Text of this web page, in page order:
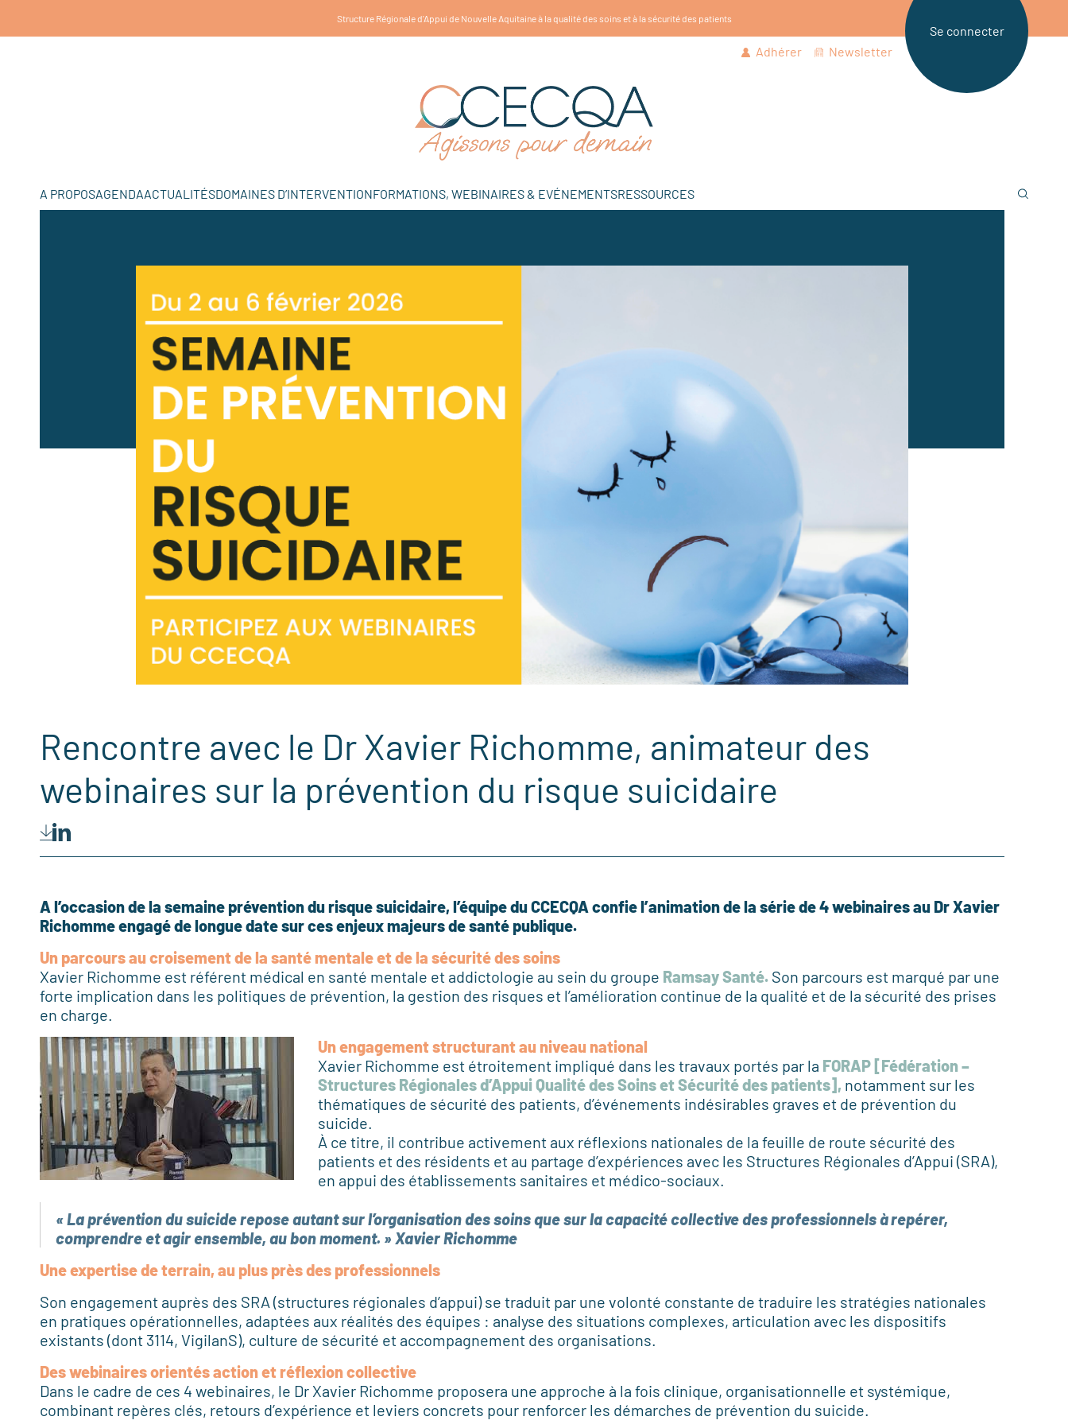
Structure Régionale d'Appui de Nouvelle Aquitaine à la qualité des soins et à la sécurité des patients
Adhérer Newsletter
Se connecter
A PROPOSAGENDAACTUALITÉSDOMAINES D’INTERVENTIONFORMATIONS, WEBINAIRES & EVÉNEMENTSRESSOURCES
Rencontre avec le Dr Xavier Richomme, animateur des
webinaires sur la prévention du risque suicidaire
A l’occasion de la semaine prévention du risque suicidaire, l’équipe du CCECQA confie l’animation de la série de 4 webinaires au Dr Xavier
Richomme engagé de longue date sur ces enjeux majeurs de santé publique.
Un parcours au croisement de la santé mentale et de la sécurité des soins
Xavier Richomme est référent médical en santé mentale et addictologie au sein du groupe Ramsay Santé. Son parcours est marqué par une
forte implication dans les politiques de prévention, la gestion des risques et l’amélioration continue de la qualité et de la sécurité des prises
en charge.
Un engagement structurant au niveau national
Xavier Richomme est étroitement impliqué dans les travaux portés par la FORAP [Fédération –
Structures Régionales d’Appui Qualité des Soins et Sécurité des patients] , notamment sur les
thématiques de sécurité des patients, d’événements indésirables graves et de prévention du
suicide.
À ce titre, il contribue activement aux réflexions nationales de la feuille de route sécurité des
patients et des résidents et au partage d’expériences avec les Structures Régionales d’Appui (SRA),
en appui des établissements sanitaires et médico-sociaux.
« Laprévention du suicide repose autant sur l’organisation des soins que sur la capacité collective des professionnels à repérer,
comprendre et agir ensemble, au bon moment. » Xavier Richomme
Une expertisede terrain, au plus près des professionnels
Son engagement auprès des SRA (structures régionales d’appui) se traduit par une volonté constante de traduire les stratégies nationales
en pratiques opérationnelles, adaptées aux réalités des équipes : analyse des situations complexes, articulation avec les dispositifs
existants (dont 3114, VigilanS), culture de sécurité et accompagnement des organisations.
Des webinaires orientés action et réflexion collective
Dans le cadre de ces 4 webinaires, le Dr Xavier Richomme proposera une approche à la fois clinique, organisationnelle et systémique,
combinant repères clés, retours d’expérience et leviers concrets pour renforcer les démarches de prévention du suicide.